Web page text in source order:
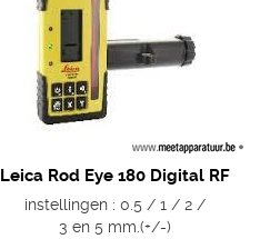
Leica Rod Eye 180 Digital RF
instellingen : 0.5 / 1 / 2 /
3 en 5 mm.(+/-)